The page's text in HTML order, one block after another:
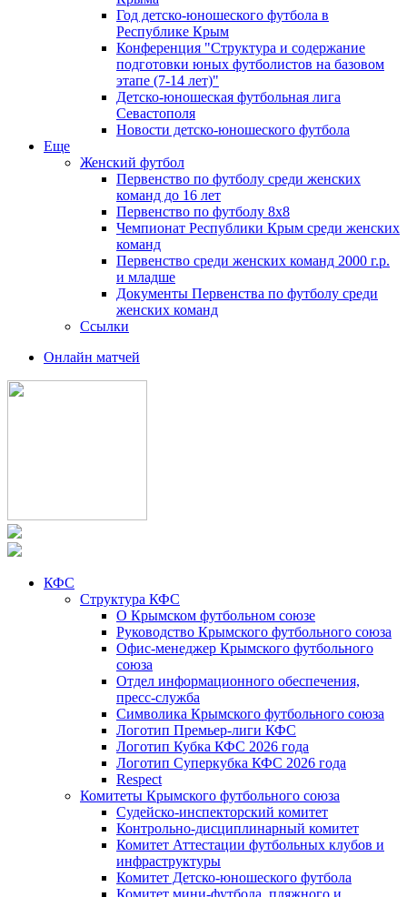
Год детско-юношеского футбола в
Республике Крым
Конференция "Структура и содержание
подготовки юных футболистов на базовом
этапе (7-14 лет)"
Детско-юношеская футбольная лига
Севастополя
Новости детско-юношеского футбола
Еще
Женский футбол
Первенство по футболу среди женских
команд до 16 лет
Первенство по футболу 8х8
Чемпионат Республики Крым среди женских
команд
Первенство среди женских команд 2000 г.р.
и младше
Документы Первенства по футболу среди
женских команд
Ссылки
Онлайн матчей
КФС
Структура КФС
О Крымском футбольном союзе
Руководство Крымского футбольного союза
Офис-менеджер Крымского футбольного
союза
Отдел информационного обеспечения,
пресс-служба
Символика Крымского футбольного союза
Логотип Премьер-лиги КФС
Логотип Кубка КФС 2026 года
Логотип Суперкубка КФС 2026 года
Respect
Комитеты Крымского футбольного союза
Судейско-инспекторский комитет
Контрольно-дисциплинарный комитет
Комитет Аттестации футбольных клубов и
инфраструктуры
Комитет Детско-юношеского футбола
Комитет мини-футбола, пляжного и